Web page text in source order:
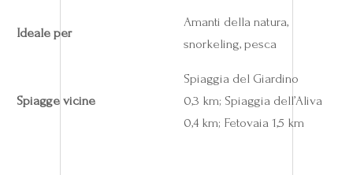
Ideale per
Amanti della natura,
snorkeling, pesca
Spiagge vicine
Spiaggia del Giardino
0,3 km; Spiaggia dell’Aliva
0,4 km; Fetovaia 1,5 km